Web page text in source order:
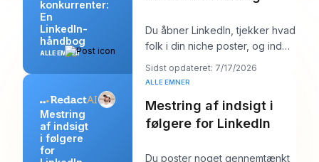
konkurrenter:
En
LinkedIn-
håndbog
ALLE EMNER
Du åbner LinkedIn, tjekker hvad
folk i din niche poster, og inden
for ti minutter har du en rodet
me
Sidst opdateret: 7/17/2026
Mestring
af indsigt
i følgere
for
ALLE EMNER
Mestring af indsigt i
følgere for LinkedIn
Du poster noget gennemtænkt